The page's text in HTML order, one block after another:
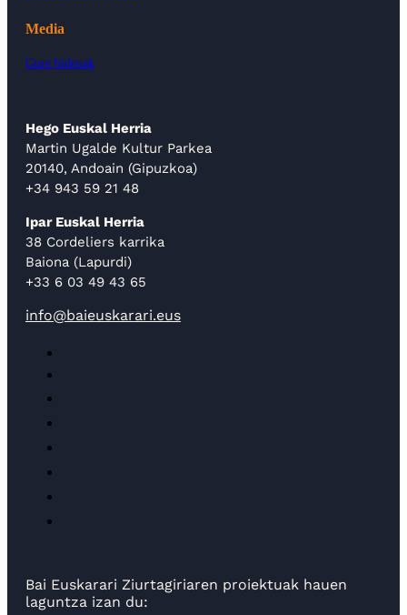
Media
Gure bideoak
Hego Euskal Herria
Martin Ugalde Kultur Parkea
20140, Andoain (Gipuzkoa)
+34 943 59 21 48
Ipar Euskal Herria
38 Cordeliers karrika
Baiona (Lapurdi)
+33 6 03 49 43 65
info@baieuskarari.eus
Bai Euskarari Ziurtagiriaren proiektuak hauen
laguntza izan du: